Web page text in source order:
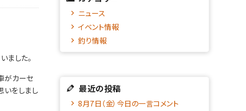
ました。
がカーセ
いをしまし
ニュース
イベント情報
釣り情報
最近の投稿
8月7日（金）今日の一言コメント